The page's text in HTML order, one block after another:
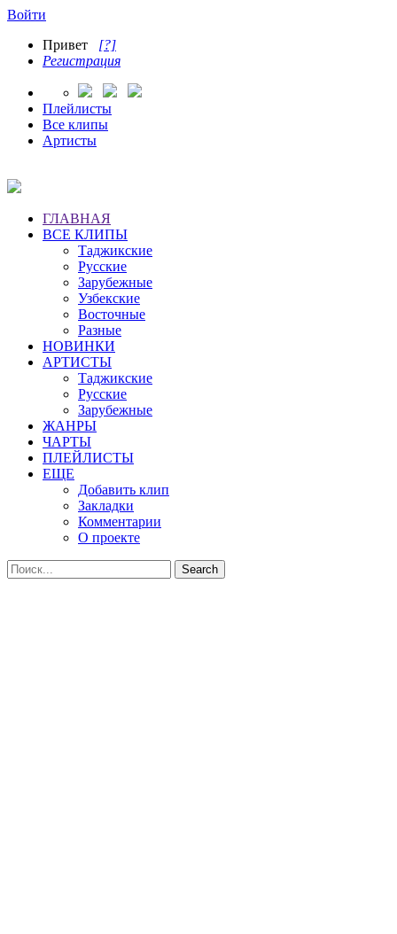
Войти
Привет [?]
Регистрация
Плейлисты
Все клипы
Артисты
ГЛАВНАЯ
ВСЕ КЛИПЫ
Таджикские
Русские
Зарубежные
Узбекские
Восточные
Разные
НОВИНКИ
АРТИСТЫ
Таджикские
Русские
Зарубежные
ЖАНРЫ
ЧАРТЫ
ПЛЕЙЛИСТЫ
ЕЩЕ
Добавить клип
Закладки
Комментарии
О проекте